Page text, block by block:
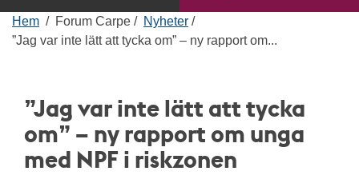
Hem Forum Carpe
Nyheter
”Jag var inte lätt att tycka om” – ny rapport om...
”Jag var inte lätt att tycka
om” – ny rapport om unga
med NPF i riskzonen